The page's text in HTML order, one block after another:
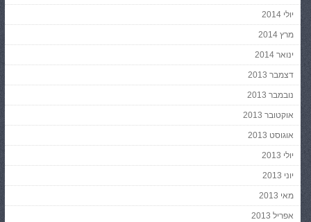
יולי 2014
מרץ 2014
ינואר 2014
דצמבר 2013
נובמבר 2013
אוקטובר 2013
אוגוסט 2013
יולי 2013
יוני 2013
מאי 2013
אפריל 2013